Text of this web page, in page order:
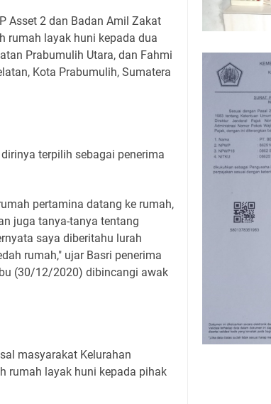
Asset 2 dan Badan Amil Zakat
rumah layak huni kepada dua
Prabumulih Utara, dan Fahmi
Kota Prabumulih, Sumatera
terpilih sebagai penerima
pertamina datang ke rumah,
juga tanya-tanya tentang
saya diberitahu lurah
rumah," ujar Basri penerima
(30/12/2020) dibincangi awak
masyarakat Kelurahan
rumah layak huni kepada pihak